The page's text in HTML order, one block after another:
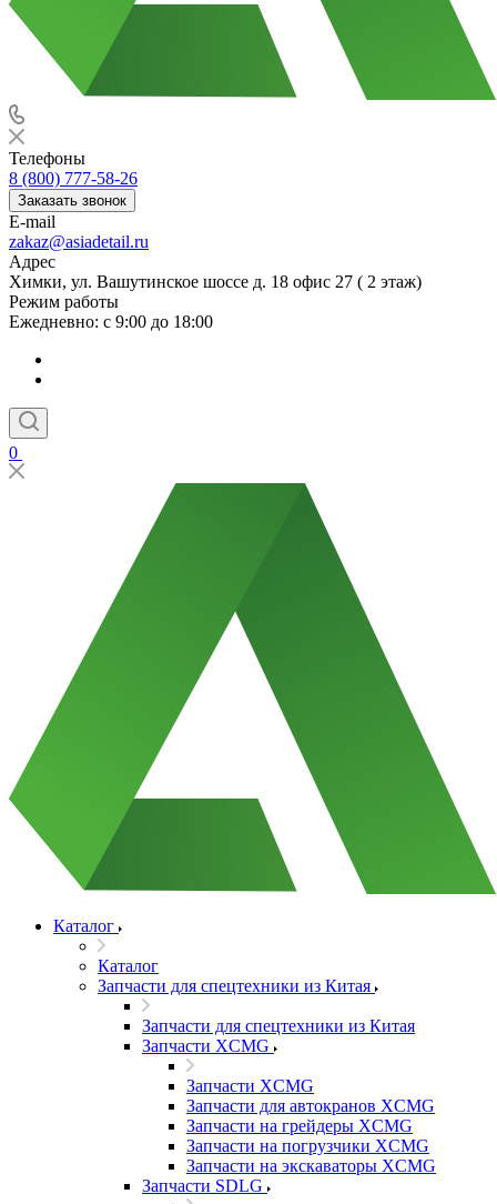
Телефоны
8 (800) 777-58-26
Заказать звонок
E-mail
zakaz@asiadetail.ru
Адрес
Химки, ул. Вашутинское шоссе д. 18 офис 27 ( 2 этаж)
Режим работы
Ежедневно: с 9:00 до 18:00
0
Каталог
Каталог
Запчасти для спецтехники из Китая
Запчасти для спецтехники из Китая
Запчасти XCMG
Запчасти XCMG
Запчасти для автокранов XCMG
Запчасти на грейдеры XCMG
Запчасти на погрузчики XCMG
Запчасти на экскаваторы XCMG
Запчасти SDLG